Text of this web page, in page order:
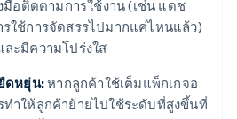
มือติดตามการใช้งาน (เช่น แดช
ใช้การจัดสรรไปมากแค่ไหนแล้ว)
ะมีความโปร่งใส
ดหยุ่น:หากลูกค้าใช้เต็มแพ็กเกจอ
ทำให้ลูกค้าย้ายไปใช้ระดับที่สูงขึ้นที่